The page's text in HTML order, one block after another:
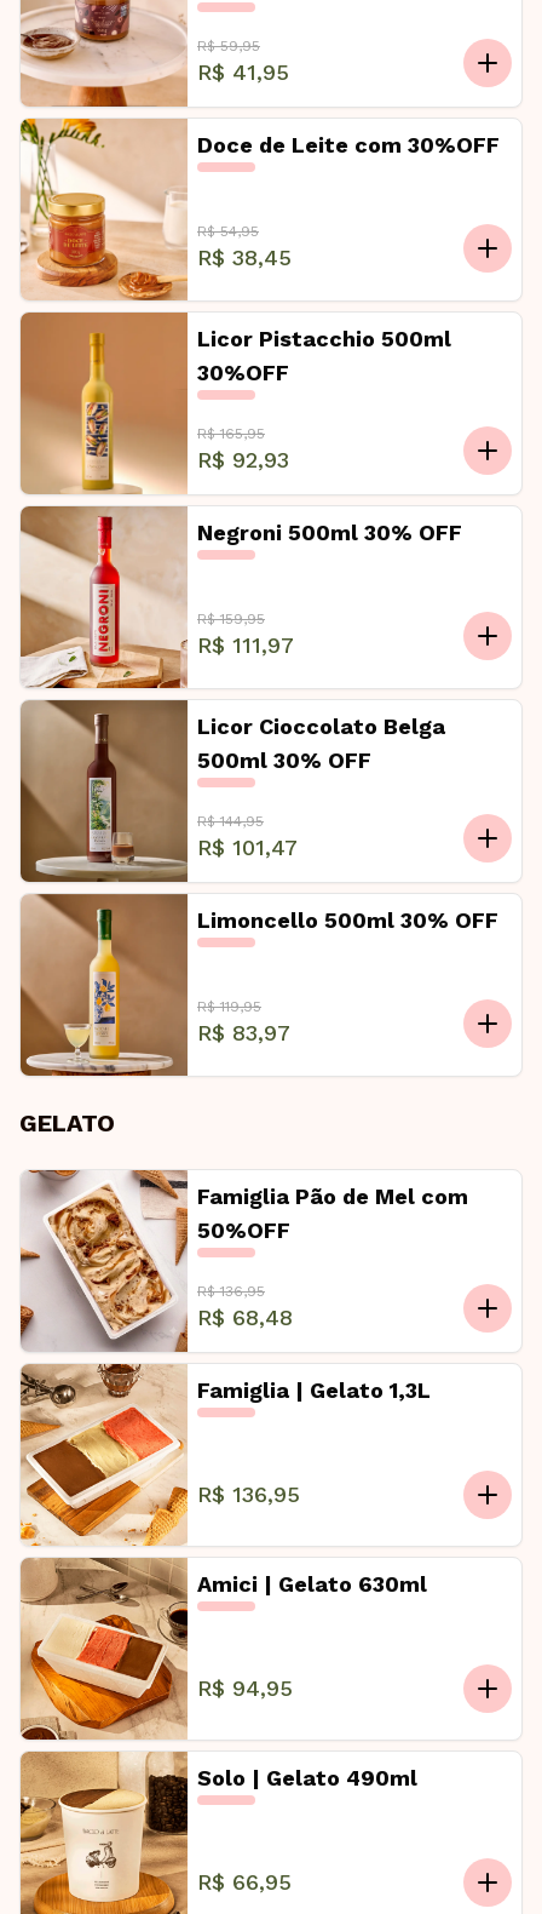
R$ 59,95
R$ 41,95
Doce de Leite com 30%OFF
R$ 54,95
R$ 38,45
Licor Pistacchio 500ml
30%OFF
R$ 165,95
R$ 92,93
Negroni 500ml 30% OFF
R$ 159,95
R$ 111,97
Licor Cioccolato Belga
500ml 30% OFF
R$ 144,95
R$ 101,47
Limoncello 500ml 30% OFF
R$ 119,95
R$ 83,97
GELATO
Famiglia Pão de Mel com
50%OFF
R$ 136,95
R$ 68,48
Famiglia | Gelato 1,3L
R$ 136,95
Amici | Gelato 630ml
R$ 94,95
Solo | Gelato 490ml
R$ 66,95